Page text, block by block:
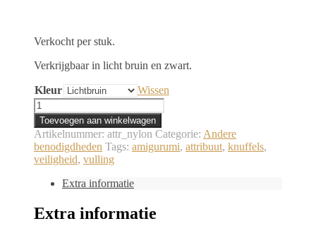
Verkocht per stuk.
Verkrijgbaar in licht bruin en zwart.
Kleur
Wissen
Nylon
Kous
aantal
Toevoegen aan winkelwagen
Artikelnummer: attr_nylon Categorie: Andere
benodigdheden Tags: amigurumi, attribuut, knuffels,
veiligheid, vulling
Extra informatie
Extra informatie